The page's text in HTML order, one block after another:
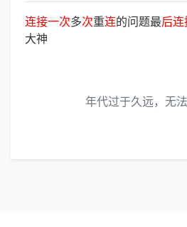
连接一次多次重连的问题最后连
大神
年代过于久远，无